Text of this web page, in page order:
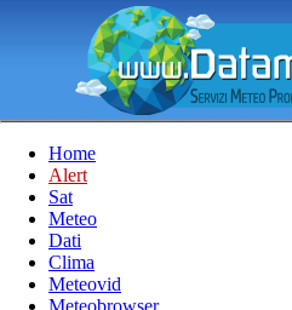
Home
Alert
Sat
Meteo
Dati
Clima
Meteovid
Meteobrowser